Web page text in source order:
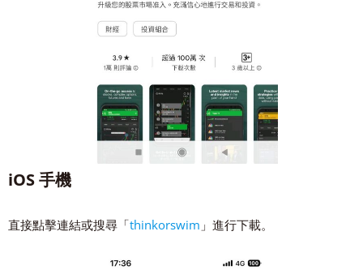
iOS 手機
直接點擊連結或搜尋「thinkorswim 」進行下載。